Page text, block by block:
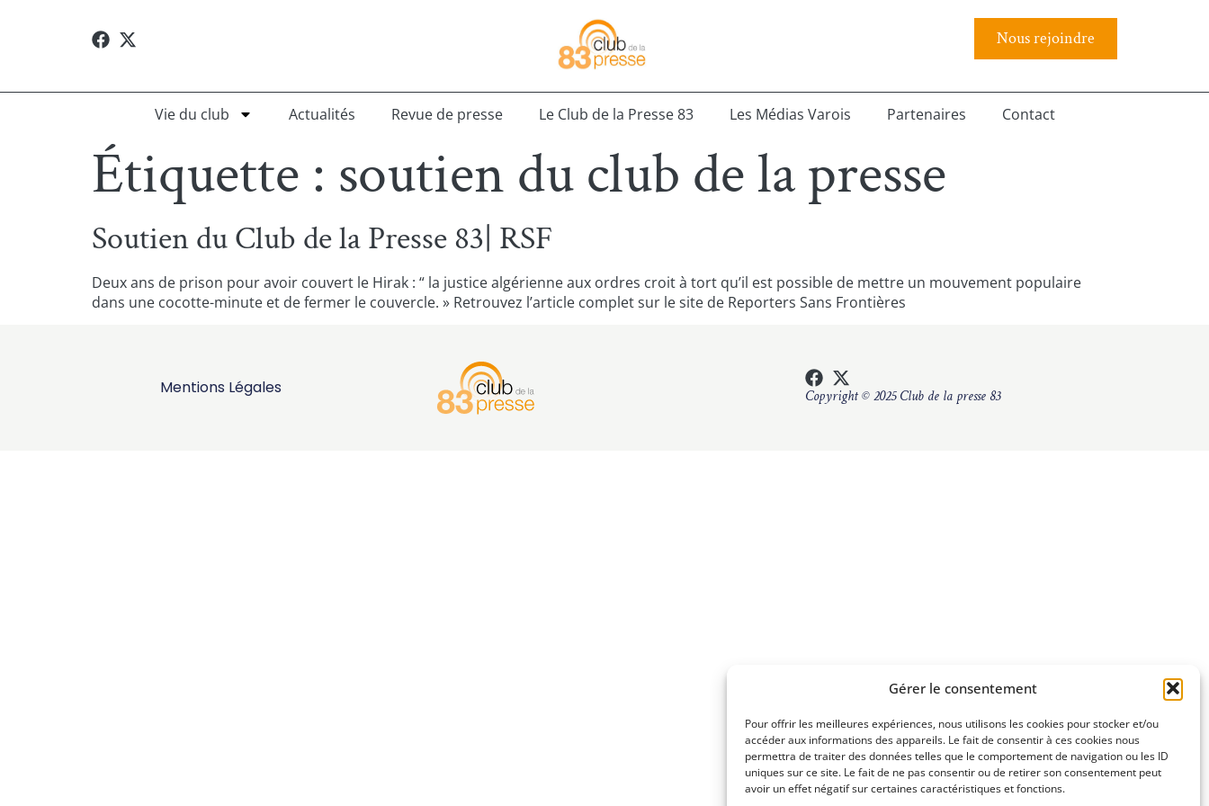
Gérer le consentement
Pour offrir les meilleures expériences, nous utilisons les cookies pour stocker et/ou
accéder aux informations des appareils. Le fait de consentir à ces cookies nous
permettra de traiter des données telles que le comportement de navigation ou les ID
uniques sur ce site. Le fait de ne pas consentir ou de retirer son consentement peut
avoir un effet négatif sur certaines caractéristiques et fonctions.
Nous rejoindre
Vie du club Actualités Revue de presse Le Club de la Presse 83 Les Médias Varois Partenaires Contact
Étiquette : soutien du club de la presse
Soutien du Club de la Presse 83| RSF
Deux ans de prison pour avoir couvert le Hirak : “ la justice algérienne aux ordres croit à tort qu’il est possible de mettre un mouvement populaire
dans une cocotte-minute et de fermer le couvercle. » Retrouvez l’article complet sur le site de Reporters Sans Frontières
Mentions Légales Copyright © 2025 Club de la presse 83